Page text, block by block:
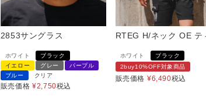
2853サングラス
ホワイト
ブラック
イエロー
グレー
パープル
ブルー
クリア
販売価格 ¥2,750税込
RTEG H/ネック OE テ
ホワイト
ブラック
2buy10%OFF対象商品
販売価格 ¥6,490税込